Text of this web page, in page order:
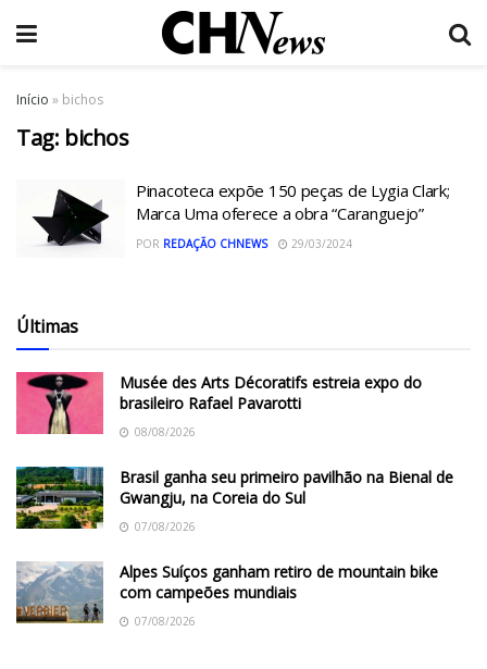
Início » bichos
Tag: bichos
Pinacoteca expõe 150 peças de Lygia Clark;
Marca Uma oferece a obra “Caranguejo”
POR REDAÇÃO CHNEWS 29/03/2024
Últimas
Musée des Arts Décoratifs estreia expo do
brasileiro Rafael Pavarotti
08/08/2026
Brasil ganha seu primeiro pavilhão na Bienal de
Gwangju, na Coreia do Sul
07/08/2026
Alpes Suíços ganham retiro de mountain bike
com campeões mundiais
07/08/2026